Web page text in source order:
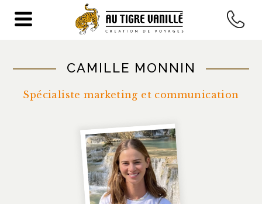
ACCUEIL A PROPOS >SPECIALISTES> CAMILLE MONNIN
CAMILLE MONNIN
Spécialiste marketing et communication